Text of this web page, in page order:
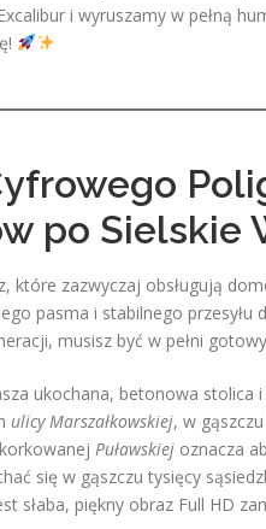
i wyruszamy w pełną
po Sielskie
które zazwyczaj obsługują
pasma i stabilnego
musisz być w pełni
ukochana, betonowa stolica
ulicy Marszałkowskiej, w
Puławskiej oznacza
się w gąszczu tysięcy
słaba, piękny obraz Full HD